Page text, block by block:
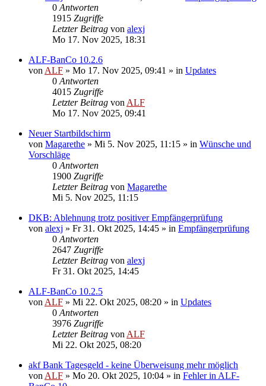
0 Antworten
1915 Zugriffe
Letzter Beitrag von alexj
Mo 17. Nov 2025, 18:31
ALF-BanCo 10.2.6
von ALF » Mo 17. Nov 2025, 09:41 » in Updates
0 Antworten
4015 Zugriffe
Letzter Beitrag von ALF
Mo 17. Nov 2025, 09:41
Neuer Startbildschirm
von Magarethe » Mi 5. Nov 2025, 11:15 » in Wünsche und
Vorschläge
0 Antworten
1900 Zugriffe
Letzter Beitrag von Magarethe
Mi 5. Nov 2025, 11:15
DKB: Ablehnung trotz positiver Empfängerprüfung
von alexj » Fr 31. Okt 2025, 14:45 » in Empfängerprüfung
0 Antworten
2647 Zugriffe
Letzter Beitrag von alexj
Fr 31. Okt 2025, 14:45
ALF-BanCo 10.2.5
von ALF » Mi 22. Okt 2025, 08:20 » in Updates
0 Antworten
3976 Zugriffe
Letzter Beitrag von ALF
Mi 22. Okt 2025, 08:20
akf Bank Tagesgeld - keine Überweisung mehr möglich
von ALF » Mo 20. Okt 2025, 10:04 » in Fehler in ALF-